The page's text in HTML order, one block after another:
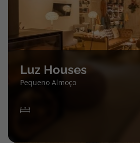
Luz Houses
Pequeno Almoço